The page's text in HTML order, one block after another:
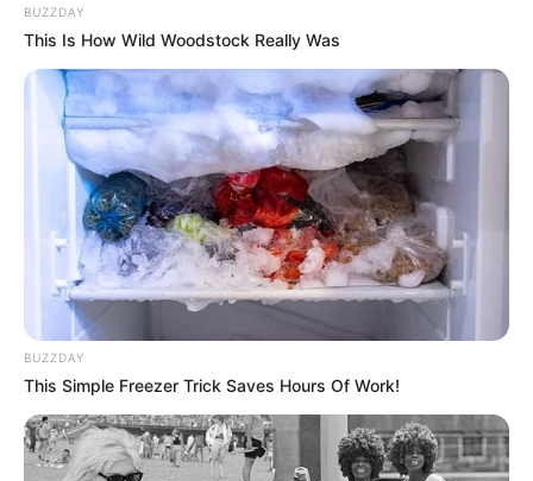
BUZZDAY
This Is How Wild Woodstock Really Was
BUZZDAY
This Simple Freezer Trick Saves Hours Of Work!